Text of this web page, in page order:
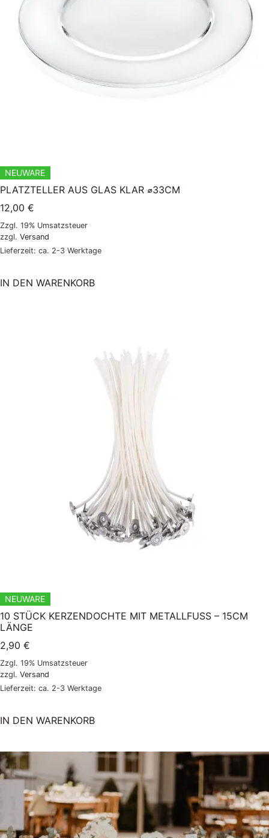
NEUWARE
PLATZTELLER AUS GLAS KLAR ⌀33CM
12,00 €
Zzgl. 19% Umsatzsteuer
zzgl. Versand
Lieferzeit: ca. 2-3 Werktage
IN DEN WARENKORB
NEUWARE
10 STÜCK KERZENDOCHTE MIT METALLFUSS – 15CM
LÄNGE
2,90 €
Zzgl. 19% Umsatzsteuer
zzgl. Versand
Lieferzeit: ca. 2-3 Werktage
IN DEN WARENKORB